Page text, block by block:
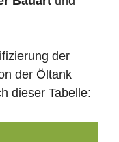
der
der Öltank
dieser Tabelle: